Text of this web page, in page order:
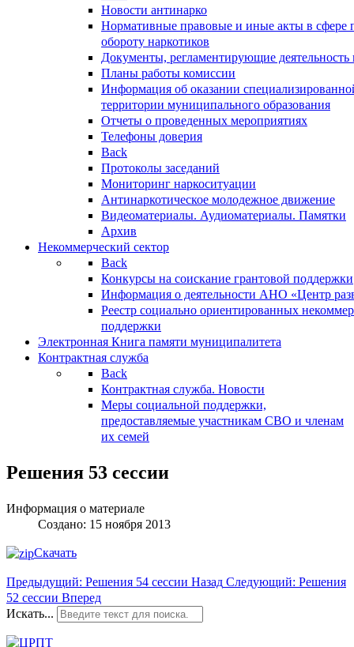
Новости антинарко
Нормативные правовые и иные акты в сфере
обороту наркотиков
Документы, регламентирующие деятельность
Планы работы комиссии
Информация об оказании
территории муниципального образования
Отчеты о проведенных мероприятиях
Телефоны доверия
Back
Протоколы заседаний
Мониторинг наркоситуации
Антинаркотическое молодежное движение
Видеоматериалы. Аудиоматериалы. Памятки
Архив
Некоммерческий сектор
Back
Конкурсы на соискание грантовой поддержки
Информация о деятельности АНО «Центр
Реестр социально ориентированных
поддержки
Электронная Книга памяти муниципалитета
Контрактная служба
Back
Контрактная служба. Новости
Меры социальной поддержки,
предоставляемые участникам СВО и членам
их семей
Решения 53 сессии
Информация о материале
Создано: 15 ноября 2013
Скачать
Предыдущий: Решения 54 сессии Назад Следующий: Решения
52 сессии Вперед
Искать...